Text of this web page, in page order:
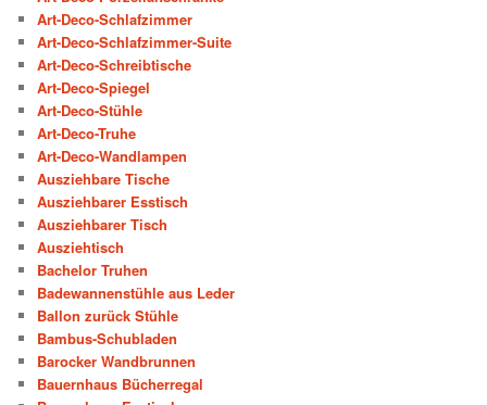
Art-Deco-Schlafzimmer
Art-Deco-Schlafzimmer-Suite
Art-Deco-Schreibtische
Art-Deco-Spiegel
Art-Deco-Stühle
Art-Deco-Truhe
Art-Deco-Wandlampen
Ausziehbare Tische
Ausziehbarer Esstisch
Ausziehbarer Tisch
Ausziehtisch
Bachelor Truhen
Badewannenstühle aus Leder
Ballon zurück Stühle
Bambus-Schubladen
Barocker Wandbrunnen
Bauernhaus Bücherregal